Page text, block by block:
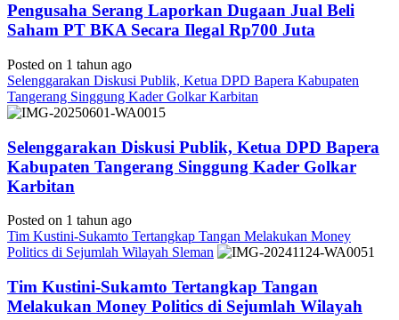
Pengusaha Serang Laporkan Dugaan Jual Beli
Saham PT BKA Secara Ilegal Rp700 Juta
Posted on 1 tahun ago
Selenggarakan Diskusi Publik, Ketua DPD Bapera Kabupaten
Tangerang Singgung Kader Golkar Karbitan
Selenggarakan Diskusi Publik, Ketua DPD Bapera
Kabupaten Tangerang Singgung Kader Golkar
Karbitan
Posted on 1 tahun ago
Tim Kustini-Sukamto Tertangkap Tangan Melakukan Money
Politics di Sejumlah Wilayah Sleman
Tim Kustini-Sukamto Tertangkap Tangan
Melakukan Money Politics di Sejumlah Wilayah